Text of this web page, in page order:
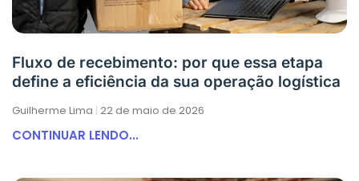
Fluxo de recebimento: por que essa etapa
define a eficiência da sua operação logística
Guilherme Lima 22 de maio de 2026
CONTINUAR LENDO...